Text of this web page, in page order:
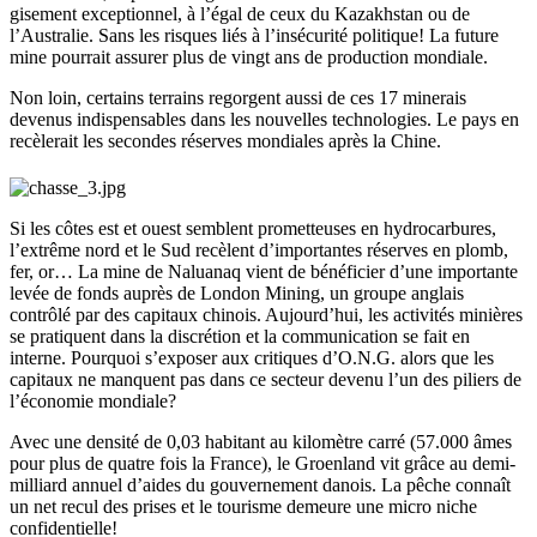
gisement exceptionnel, à l’égal de ceux du Kazakhstan ou de
l’Australie. Sans les risques liés à l’insécurité politique! La future
mine pourrait assurer plus de vingt ans de production mondiale.
Non loin, certains terrains regorgent aussi de ces 17 minerais
devenus indispensables dans les nouvelles technologies. Le pays en
recèlerait les secondes réserves mondiales après la Chine.
Si les côtes est et ouest semblent prometteuses en hydrocarbures,
l’extrême nord et le Sud recèlent d’importantes réserves en plomb,
fer, or… La mine de Naluanaq vient de bénéficier d’une importante
levée de fonds auprès de London Mining, un groupe anglais
contrôlé par des capitaux chinois. Aujourd’hui, les activités minières
se pratiquent dans la discrétion et la communication se fait en
interne. Pourquoi s’exposer aux critiques d’O.N.G. alors que les
capitaux ne manquent pas dans ce secteur devenu l’un des piliers de
l’économie mondiale?
Avec une densité de 0,03 habitant au kilomètre carré (57.000 âmes
pour plus de quatre fois la France), le Groenland vit grâce au demi-
milliard annuel d’aides du gouvernement danois. La pêche connaît
un net recul des prises et le tourisme demeure une micro niche
confidentielle!